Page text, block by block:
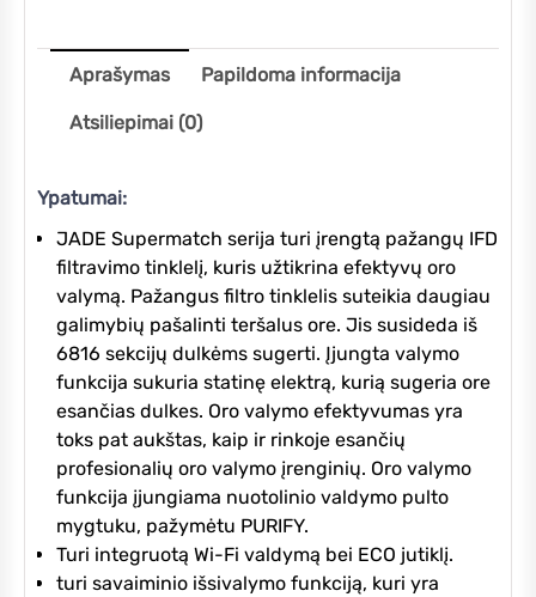
Aprašymas Papildoma informacija
Atsiliepimai (0)
Ypatumai:
JADE Supermatch serija turi įrengtą pažangų IFD
filtravimo tinklelį, kuris užtikrina efektyvų oro
valymą. Pažangus filtro tinklelis suteikia daugiau
galimybių pašalinti teršalus ore. Jis susideda iš
6816 sekcijų dulkėms sugerti. Įjungta valymo
funkcija sukuria statinę elektrą, kurią sugeria ore
esančias dulkes. Oro valymo efektyvumas yra
toks pat aukštas, kaip ir rinkoje esančių
profesionalių oro valymo įrenginių. Oro valymo
funkcija įjungiama nuotolinio valdymo pulto
mygtuku, pažymėtu PURIFY.
Turi integruotą Wi-Fi valdymą bei ECO jutiklį.
turi savaiminio išsivalymo funkciją, kuri yra